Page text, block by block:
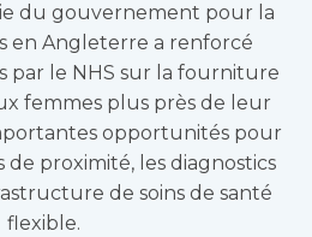
du gouvernement pour la
en Angleterre a renforcé
par le NHS sur la fourniture
femmes plus près de leur
opportunités pour
de proximité, les diagnostics
de soins de santé
flexible.